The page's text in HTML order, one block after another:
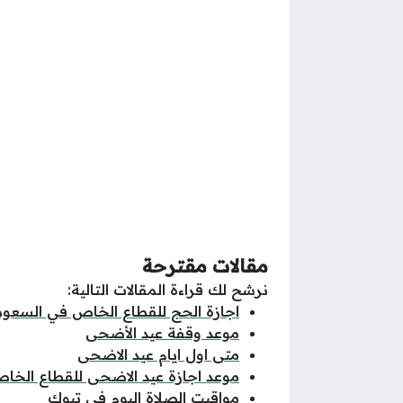
مقالات مقترحة
نرشح لك قراءة المقالات التالية:
اجازة الحج للقطاع الخاص في
موعد وقفة عيد الأضحى
متى اول ايام عيد الاضحى
موعد اجازة عيد الاضحى للقطاع
مواقيت الصلاة اليوم في تبوك